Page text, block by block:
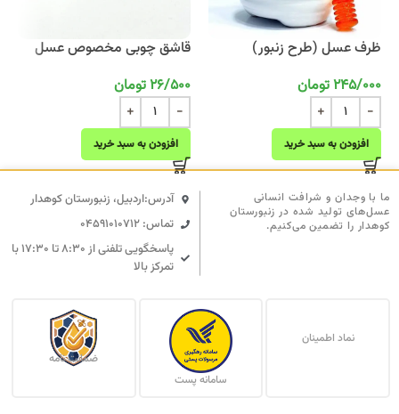
ظرف عسل (طرح زنبور)
245/000تومان
افزودن به سبد خرید
قاشق چوبی مخصوص عسل
26/500تومان
افزودن به سبد خرید
آدرس:اردبیل، زنبورستان کوهدار
تماس: 04591010712
پاسخگویی تلفنی از ۸:۳۰ تا ۱۷:۳۰ با
تمرکز بالا
ما با وجدان و شرافت انسانی
عسل‌های تولید شده در زنبورستان
کوهدار را تضمین می‌کنیم.
نماد اطمینان
سامانه پست
ضمانت نامه